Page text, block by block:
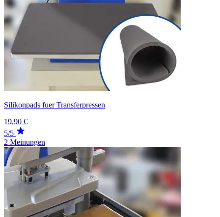
Silikonpads fuer Transferpressen
19,90 €
5/5
2 Meinungen